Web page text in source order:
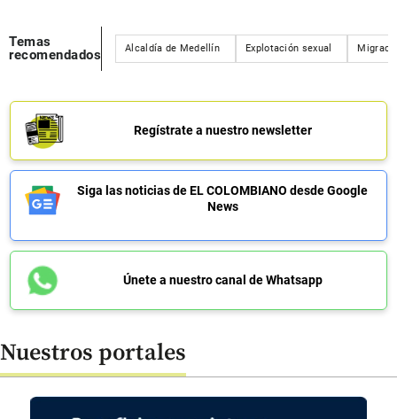
Temas
recomendados
Alcaldía de Medellín Explotación sexual
Regístrate a nuestro newsletter
Siga las noticias de EL COLOMBIANO desde Google
News
Únete a nuestro canal de Whatsapp
Nuestros portales